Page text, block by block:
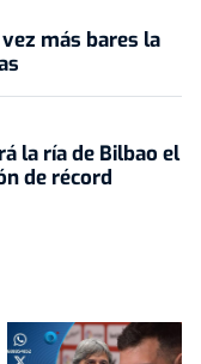
más bares la
la ría de Bilbao el
de récord